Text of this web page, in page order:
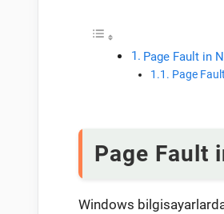
Page Fault in
Page
Page Fault
Windows bilgisayarlarda